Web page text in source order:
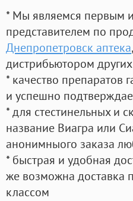
* Мы являемся первым
представителем по
Днепропетровск аптека
дистрибьютором
* качество препаратов
и успешно
* для стестинельных и
название Виагра или
анонимныого заказа
* быстрая и удобная
же возможна доставка
классом